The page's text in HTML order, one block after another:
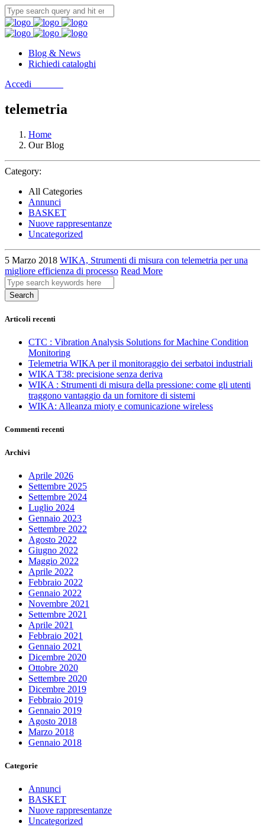
Blog & News
Richiedi cataloghi
Accedi
telemetria
Home
Our Blog
Category:
All Categories
Annunci
BASKET
Nuove rappresentanze
Uncategorized
5 Marzo 2018 WIKA, Strumenti di misura con telemetria per una
migliore efficienza di processo Read More
Search
Articoli recenti
CTC : Vibration Analysis Solutions for Machine Condition
Monitoring
Telemetria WIKA per il monitoraggio dei serbatoi industriali
WIKA T38: precisione senza deriva
WIKA : Strumenti di misura della pressione: come gli utenti
traggono vantaggio da un fornitore di sistemi
WIKA: Alleanza mioty e comunicazione wireless
Commenti recenti
Archivi
Aprile 2026
Settembre 2025
Settembre 2024
Luglio 2024
Gennaio 2023
Settembre 2022
Agosto 2022
Giugno 2022
Maggio 2022
Aprile 2022
Febbraio 2022
Gennaio 2022
Novembre 2021
Settembre 2021
Aprile 2021
Febbraio 2021
Gennaio 2021
Dicembre 2020
Ottobre 2020
Settembre 2020
Dicembre 2019
Febbraio 2019
Gennaio 2019
Agosto 2018
Marzo 2018
Gennaio 2018
Categorie
Annunci
BASKET
Nuove rappresentanze
Uncategorized